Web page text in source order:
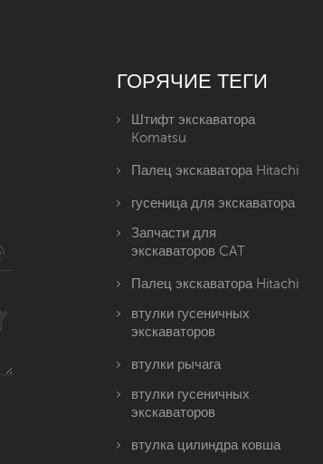
ГОРЯЧИЕ ТЕГИ
Штифт экскаватора
Komatsu
Палец экскаватора Hitachi
гусеница для экскаватора
Запчасти для
экскаваторов CAT
Палец экскаватора Hitachi
втулки гусеничных
экскаваторов
втулки рычага
втулки гусеничных
экскаваторов
втулка цилиндра ковша